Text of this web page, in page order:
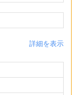
詳細を表示